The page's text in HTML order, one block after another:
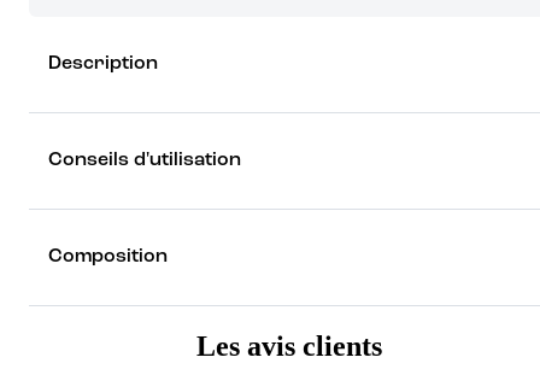
rêver !
Découvrez les récompenses
Description
Conseils d'utilisation
Composition
Les avis clients